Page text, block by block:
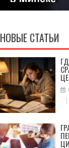
НОВЫЕ СТАТЬИ